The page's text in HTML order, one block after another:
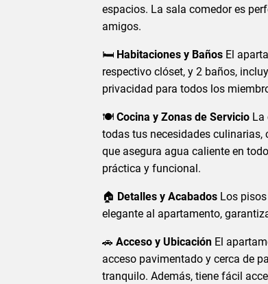
espacios. La sala comedor es
amigos.
🛏️ Habitaciones y Baños El
respectivo clóset, y 2 baños,
privacidad para todos los
🍽️Cocina y Zonas de Servicio La
todas tus necesidades
que asegura agua caliente en
práctica y funcional.
🏠 Detalles y Acabados Los
elegante al apartamento,
🚗Acceso y Ubicación El
acceso pavimentado y cerca de
tranquilo. Además, tiene fácil